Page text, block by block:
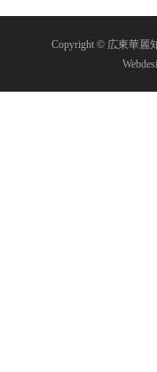
Copyright © 広東華麗